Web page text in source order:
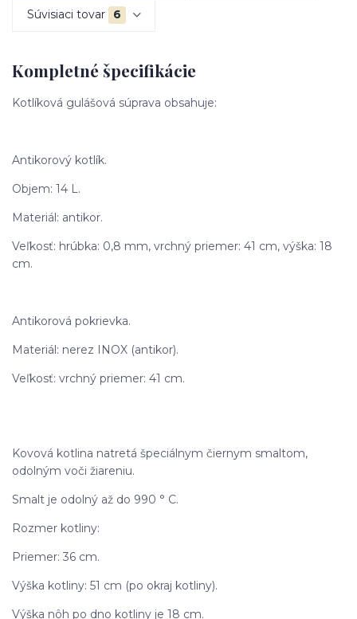
Súvisiaci tovar 6
Kompletné špecifikácie
Kotlíková gulášová súprava obsahuje:
Antikorový kotlík.
Objem: 14 L.
Materiál: antikor.
Veľkosť: hrúbka: 0,8 mm, vrchný priemer: 41 cm, výška: 18
cm.
Antikorová pokrievka.
Materiál: nerez INOX (antikor).
Veľkosť: vrchný priemer: 41 cm.
Kovová kotlina natretá špeciálnym čiernym smaltom,
odolným voči žiareniu.
Smalt je odolný až do 990 ° C.
Rozmer kotliny:
Priemer: 36 cm.
Výška kotliny: 51 cm (po okraj kotliny).
Výška nôh po dno kotliny je 18 cm.